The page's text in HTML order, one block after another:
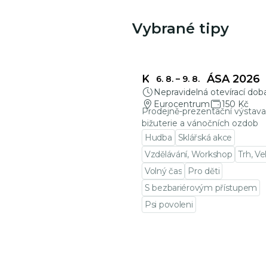
Vybrané tipy
6. 8. – 9. 8.
KŘEHKÁ KRÁSA 2026
Nepravidelná otevírací
Eurocentrum
150 Kč
Prodejně-prezentační
bižuterie a vánočních ozdob
Hudba
Sklářská akce
Vzdělávání, Workshop Trh,
Volný čas
Pro děti
S bezbariérovým přístupem
Psi povoleni